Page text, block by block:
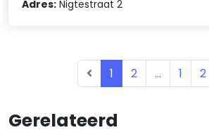
Gerelateerd
Adres: Nigtestraat 2
1 2 ... 1 2